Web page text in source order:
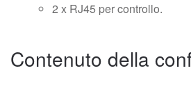
2 x RJ45 per controllo.
Contenuto della